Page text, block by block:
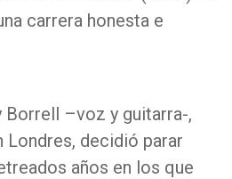
carrera honesta e
Borrell –voz y guitarra-,
Londres, decidió parar
años en los que